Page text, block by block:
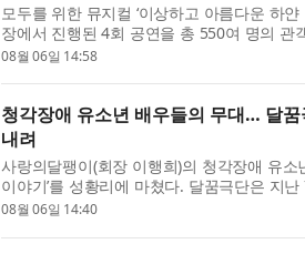
모두를 위한 뮤지컬 ‘이상하고 아름다운 하
장에서 진행된 4회 공연을 총 550여 명의
린이·청소년을 위한 예술지원사업 선정작인
08월 06일 14:58
청각장애 유소년 배우들의 무대… 달꿈
내려
사랑의달팽이(회장 이행희)의 청각장애 유소
이야기’를 성황리에 마쳤다. 달꿈극단은 지
CKL스테이지에서 ‘미로와 푸른귀 이야기’
08월 06일 14:40